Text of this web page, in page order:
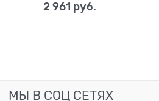
2 961 руб.
МЫ В СОЦ СЕТЯХ